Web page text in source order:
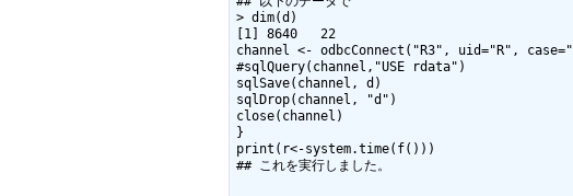
> dim(d)
[1] 8640   22
channel <- odbcConnect("R3", uid="R",
#sqlQuery(channel,"USE rdata")
sqlSave(channel, d)
sqlDrop(channel, "d")
close(channel)
}
print(r<-system.time(f()))
## これを実行しました。